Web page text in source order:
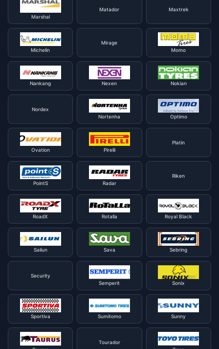
Marshal
Matador Maxtrek
Michelin
Mirage
Momo
Nankang Nexen Nokian
Nordex
Nortenha
Optimo
Ovation Pirelli
Platin
PointS Radar
Riken
RoadX Rotalla Royal Black
Sailun Sava Sebring
Security
Semperit
Sonix
Sportiva Sumitomo Sunny
Tourador